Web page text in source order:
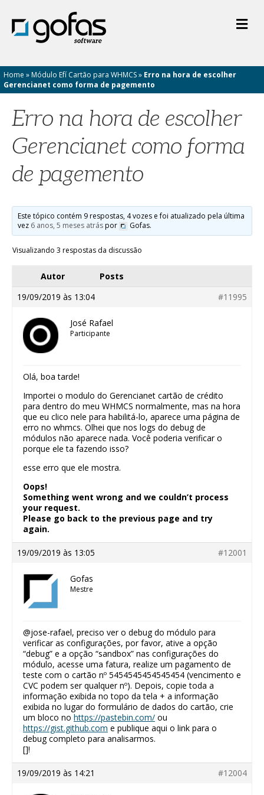
M
e
Home »Módulo Efí Cartão para WHMCS» Erro na hora de escolher
Gerencianet como forma de pagemento
Erro na hora de escolher
Gerencianet como forma
de pagemento
Este tópico contém 9 respostas, 4 vozes e foi atualizado pela última
vez 6 anos, 5 meses atráspor Gofas.
Visualizando 3 respostas da discussão
Autor
Posts
19/09/2019 às 13:04
#11995
José Rafael
Participante
Olá, boa tarde!
Importei o modulo do Gerencianet cartão de crédito
para dentro do meu WHMCS normalmente, mas na hora
que eu clico nele para habilitá-lo, aparece uma página de
erro no whmcs. Olhei que nos logs do debug de
módulos não aparece nada. Você poderia verificar o
porque ele ta fazendo isso?
esse erro que ele mostra.
Oops!
Something went wrong and we couldn’t process
your request.
Please go back to the previous page and try
again.
19/09/2019 às 13:05 #12001
Gofas
Mestre
@jose-rafael, preciso ver o debug do módulo para
verificar as configurações, por favor, ative a opção
“debug” e a opção “sandbox” nas configurações do
módulo, acesse uma fatura, realize um pagamento de
teste com o cartão nº 5454545454545454 (vencimento e
CVC podem ser qualquer nº). Depois, copie toda a
informação exibida no topo da tela + a informação
exibida no lugar do formulário de dados do cartão, crie
um bloco no https://pastebin.com/ ou
https://gist.github.com e publique aqui o link para o
debug completo para analisarmos.
[]!
19/09/2019 às 14:21 #12004